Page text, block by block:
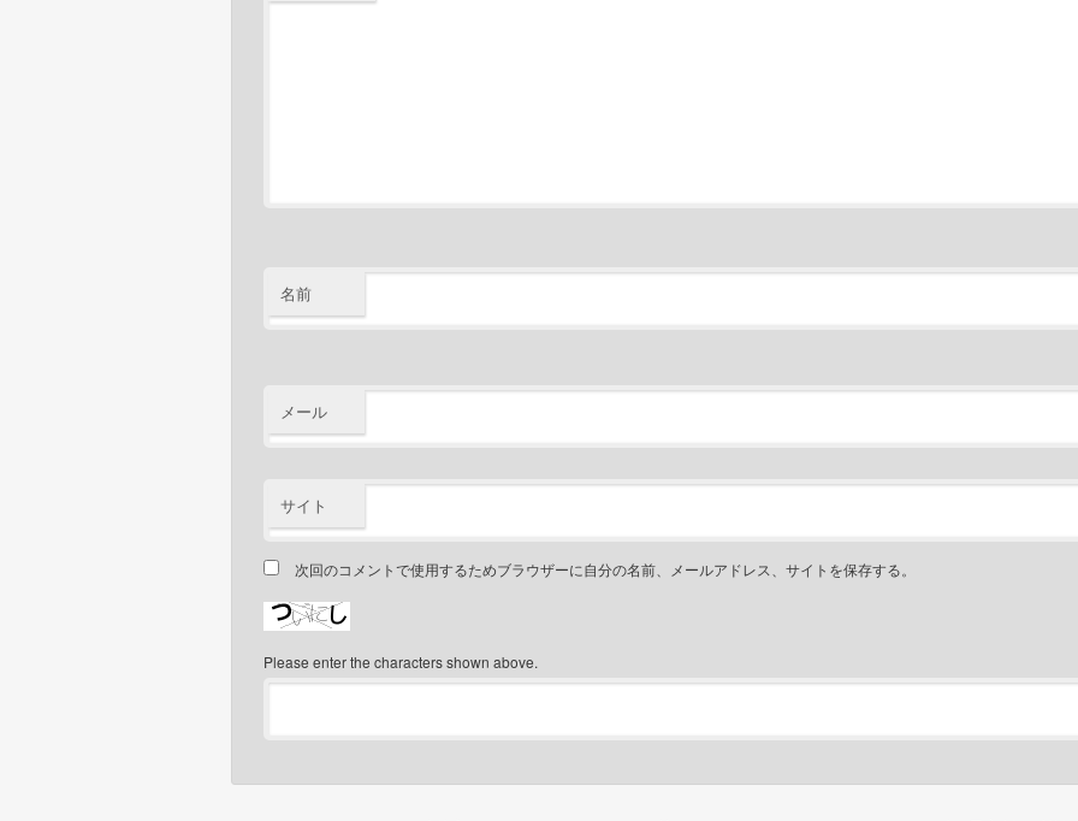
名前
メール
サイト
次回のコメントで使用するためブラウザーに自分の名前、メールアドレス、サイトを保存する。
Please enter the characters shown above.